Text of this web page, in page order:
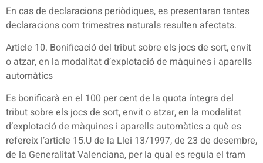
En cas de declaracions periòdiques, es presentaran tantes
declaracions com trimestres naturals resulten afectats.
Article 10. Bonificació del tribut sobre els jocs de sort, envit
o atzar, en la modalitat d’explotació de màquines i aparells
automàtics
Es bonificarà en el 100 per cent de la quota íntegra del
tribut sobre els jocs de sort, envit o atzar, en la modalitat
d’explotació de màquines i aparells automàtics a què es
refereix l’article 15.U de la Llei 13/1997, de 23 de desembre,
de la Generalitat Valenciana, per la qual es regula el tram